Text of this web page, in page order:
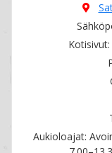
Kotisivut:
Aukioloajat: